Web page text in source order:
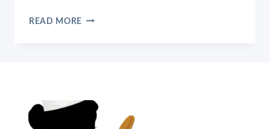
READ MORE WINDBEUTEL